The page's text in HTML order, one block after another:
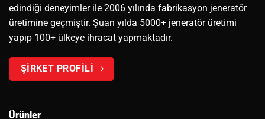
edindiği deneyimler ile 2006 yılında fabrikasyon jeneratör
üretimine geçmiştir. Şuan yılda 5000+ jeneratör üretimi
yapıp 100+ ülkeye ihracat yapmaktadır.
ŞİRKET PROFİLİ
Ürünler